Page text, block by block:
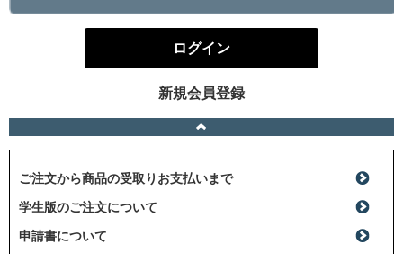
ログイン
新規会員登録
ご注文から商品の受取りお支払いまで
学生版のご注文について
申請書について